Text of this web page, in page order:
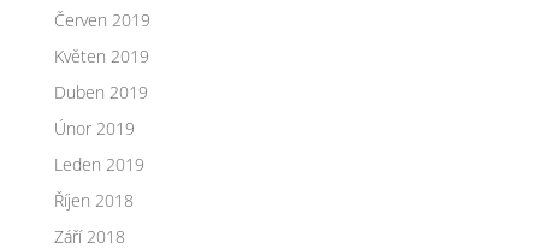
Červen 2019
Květen 2019
Duben 2019
Únor 2019
Leden 2019
Říjen 2018
Září 2018